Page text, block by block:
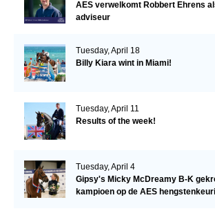
AES verwelkomt Robbert Ehrens
adviseur
Tuesday, April 18
Billy Kiara wint in Miami!
Tuesday, April 11
Results of the week!
Tuesday, April 4
Gipsy's Micky McDreamy B-K
kampioen op de AES